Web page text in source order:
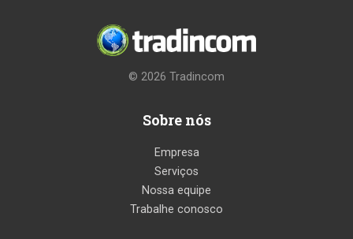
© 2026 Tradincom
Sobre nós
Empresa
Serviços
Nossa equipe
Trabalhe conosco